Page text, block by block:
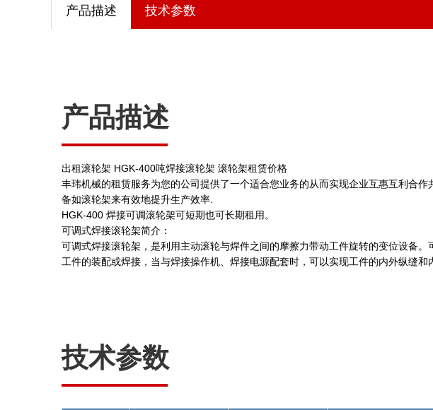
产品描述 技术参数
产品描述
出租滚轮架 HGK-400吨焊接滚轮架 滚轮架租赁价格
丰玮机械的租赁服务为您的公司提供了一个适合您业务的从而实现企业互惠互利合
备如滚轮架来有效地提升生产效率.
HGK-400 焊接可调滚轮架可短期也可长期租用。
可调式焊接滚轮架简介：
可调式焊接滚轮架，是利用主动滚轮与焊件之间的摩擦力带动工件旋转的变位设备
工件的装配或焊接，当与焊接操作机、焊接电源配套时，可以实现工件的内外纵缝和
技术参数